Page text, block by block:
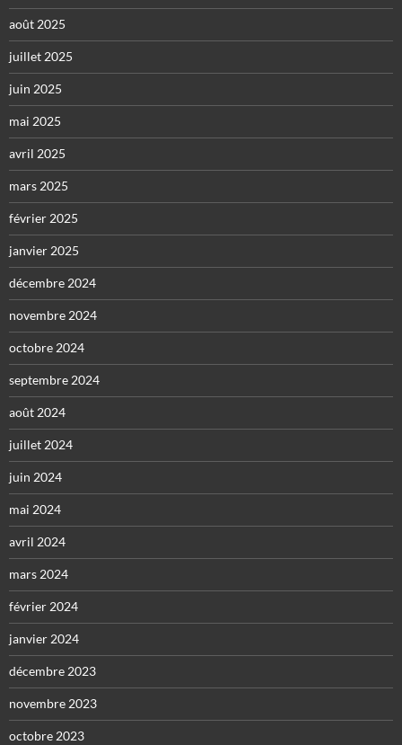
août 2025
juillet 2025
juin 2025
mai 2025
avril 2025
mars 2025
février 2025
janvier 2025
décembre 2024
novembre 2024
octobre 2024
septembre 2024
août 2024
juillet 2024
juin 2024
mai 2024
avril 2024
mars 2024
février 2024
janvier 2024
décembre 2023
novembre 2023
octobre 2023